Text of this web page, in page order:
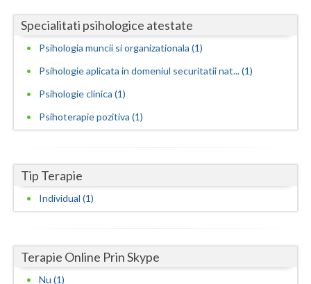
Mehedinti
Mures
Salaj
Satu-Mare
Suceava
Teleorman
Specialitati psihologice atestate
Psihologia muncii si organizationala (1)
Psihologie aplicata in domeniul securitatii nat... (1)
Psihologie clinica (1)
Psihoterapie pozitiva (1)
Tip Terapie
Individual (1)
Terapie Online Prin Skype
Nu (1)